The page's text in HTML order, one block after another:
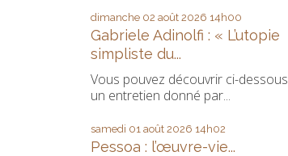
dimanche 02 août 2026 14h00
Gabriele Adinolfi : « L’utopie
simpliste du...
Vous pouvez découvrir ci-dessous
un entretien donné par...
samedi 01 août 2026 14h02
Pessoa : l’œuvre-vie...